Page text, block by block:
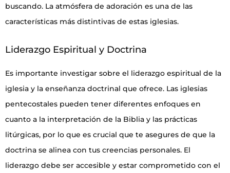
buscando. La atmósfera de adoración es una de las
características más distintivas de estas iglesias.
Liderazgo Espiritual y Doctrina
Es importante investigar sobre el liderazgo espiritual de la
iglesia y la enseñanza doctrinal que ofrece. Las iglesias
pentecostales pueden tener diferentes enfoques en
cuanto a la interpretación de la Biblia y las prácticas
litúrgicas, por lo que es crucial que te asegures de que la
doctrina se alinea con tus creencias personales. El
liderazgo debe ser accesible y estar comprometido con el